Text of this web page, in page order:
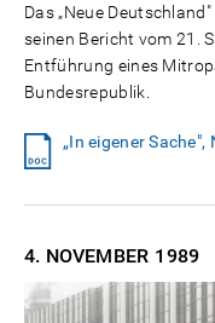
Das „Neue
seinen Bericht vom 21.
Entführung eines
Bundesrepublik.
„In eigener
4. NOVEMBER 1989